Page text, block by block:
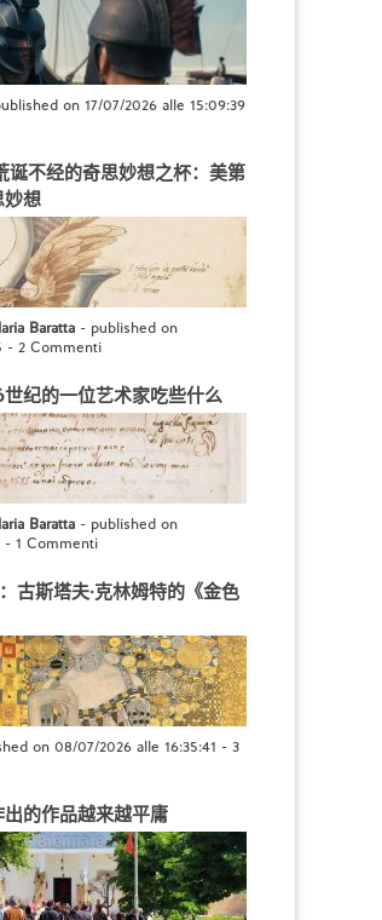
on 17/07/2026 alle 15:09:39
诞不经的奇思妙想之杯：美第
妙想
Baratta - published on
- 2 Commenti
纪的一位艺术家吃些什么
Baratta - published on
- 1 Commenti
古斯塔夫·克林姆特的《金色
on 08/07/2026 alle 16:35:41 - 3
的作品越来越平庸